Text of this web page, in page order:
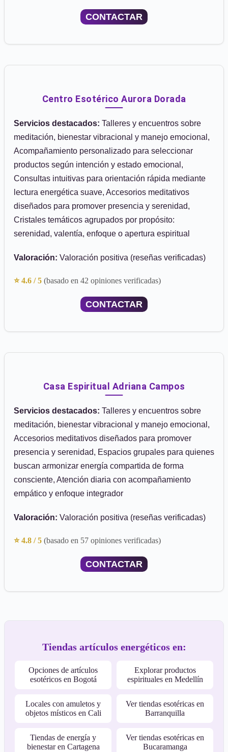
CONTACTAR
Centro Esotérico Aurora Dorada
Servicios destacados: Talleres y encuentros sobre
meditación, bienestar vibracional y manejo emocional,
Acompañamiento personalizado para seleccionar
productos según intención y estado emocional,
Consultas intuitivas para orientación rápida mediante
lectura energética suave, Accesorios meditativos
diseñados para promover presencia y serenidad,
Cristales temáticos agrupados por propósito:
serenidad, valentía, enfoque o apertura espiritual
Valoración: Valoración positiva (reseñas verificadas)
⭐ 4.6 / 5 (basado en 42 opiniones verificadas)
CONTACTAR
Casa Espiritual Adriana Campos
Servicios destacados: Talleres y encuentros sobre
meditación, bienestar vibracional y manejo emocional,
Accesorios meditativos diseñados para promover
presencia y serenidad, Espacios grupales para quienes
buscan armonizar energía compartida de forma
consciente, Atención diaria con acompañamiento
empático y enfoque integrador
Valoración: Valoración positiva (reseñas verificadas)
⭐ 4.8 / 5 (basado en 57 opiniones verificadas)
CONTACTAR
Tiendas artículos energéticos en:
Opciones de artículos
esotéricos en Bogotá
Explorar productos
espirituales en Medellín
Locales con amuletos y
objetos místicos en Cali
Ver tiendas esotéricas en
Barranquilla
Tiendas de energía y
bienestar en Cartagena
Ver tiendas esotéricas en
Bucaramanga